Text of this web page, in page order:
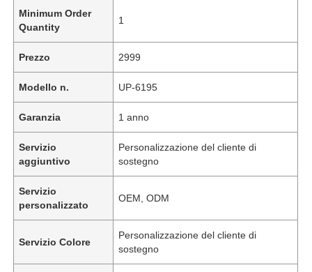
Minimum Order
Quantity
1
Prezzo 2999
Modello n. UP-6195
Garanzia 1 anno
Servizio
aggiuntivo
Personalizzazione del cliente di
sostegno
Servizio
personalizzato
OEM, ODM
Servizio Colore
Personalizzazione del cliente di
sostegno